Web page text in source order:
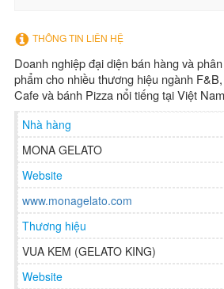
THÔNG TIN LIÊN HỆ
Doanh nghiệp đại diện bán hàng và
phẩm cho nhiều thương hiệu ngành
Cafe và bánh Pizza nổi tiếng tại Việt Nam
Nhà hàng
MONA GELATO
Website
www.monagelato.com
Thương hiệu
VUA KEM (GELATO KING)
Website